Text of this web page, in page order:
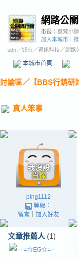
網路公
市長： 華梵小
加入本城市
udn／城市／資訊科技 ／網路
本城市首頁
討論區／ 【BBS行銷研
真人笨事
ping1112
等級：
留言｜ 加入好友
文章推薦人 (1)
─=☆EG☆=─